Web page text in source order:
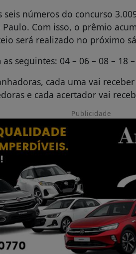
números do concurso
Paulo. Com isso, o prêmio
será realizado no próximo
seguintes: 04 – 06 – 08 – 18
cada uma vai
e cada acertador vai
Publicidade